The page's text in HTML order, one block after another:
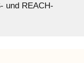
und REACH-